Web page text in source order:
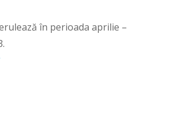
în perioada aprilie –